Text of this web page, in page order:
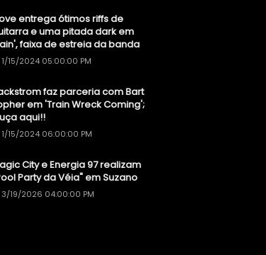
entrega ótimos riffs de
e uma pitada dark em
faixa de estreia da banda
1/15/2024 05:00:00 PM
faz parceria com Bart
em 'Train Wreck Coming';
aqui!!
1/15/2024 06:00:00 PM
City e Energia 97 realizam
Party da Véia" em Suzano
3/19/2026 04:00:00 PM